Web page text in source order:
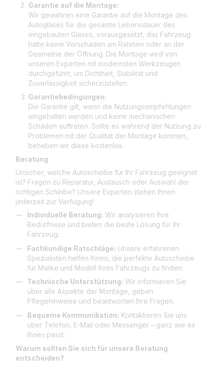
Garantie auf die Montage:
Wir gewähren eine Garantie auf die Montage des
Autoglases für die gesamte Lebensdauer des
eingebauten Glases, vorausgesetzt, das Fahrzeug
hatte keine Vorschäden am Rahmen oder an der
Geometrie der Öffnung. Die Montage wird von
unseren Experten mit modernsten Werkzeugen
durchgeführt, um Dichtheit, Stabilität und
Zuverlässigkeit sicherzustellen.
Garantiebedingungen:
Die Garantie gilt, wenn die Nutzungsempfehlungen
eingehalten werden und keine mechanischen
Schäden auftreten. Sollte es während der Nutzung zu
Problemen mit der Qualität der Montage kommen,
beheben wir diese kostenlos.
Beratung
Unsicher, welche Autoscheibe für Ihr Fahrzeug geeignet
ist? Fragen zu Reparatur, Austausch oder Auswahl der
richtigen Scheibe? Unsere Experten stehen Ihnen
jederzeit zur Verfügung!
Individuelle Beratung: Wir analysieren Ihre
Bedürfnisse und bieten die beste Lösung für Ihr
Fahrzeug.
Fachkundige Ratschläge: Unsere erfahrenen
Spezialisten helfen Ihnen, die perfekte Autoscheibe
für Marke und Modell Ihres Fahrzeugs zu finden.
Technische Unterstützung: Wir informieren Sie
über alle Aspekte der Montage, geben
Pflegehinweise und beantworten Ihre Fragen.
Bequeme Kommunikation: Kontaktieren Sie uns
über Telefon, E-Mail oder Messenger – ganz wie es
Ihnen passt.
Warum sollten Sie sich für unsere Beratung
entscheiden?